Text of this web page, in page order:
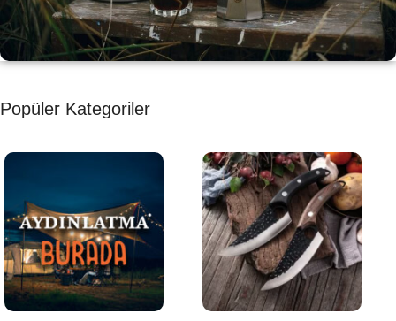
KAHVE KEYFİ
Kahvemizi Denediniz mi ?
Keşfet
Popüler Kategoriler